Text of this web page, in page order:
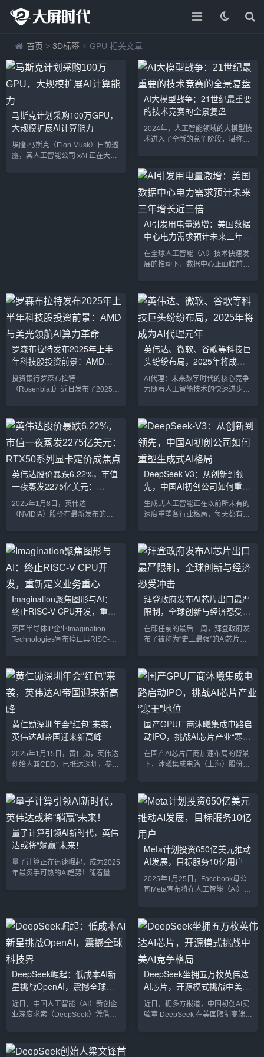
首页 > 3D标签 GPU 相关文章
马斯克计划采购100万GPU，
大规模扩展AI计算能力
埃隆·马斯克（Elon Musk）日前透
露，其人工智能公司 xAI 正在大幅
AI大模型战争：21世纪最重要
的技术竞赛的全景复盘
2024年，人工智能领域的大模型技
术进入了全新的竞争阶段，堪称21
内外数百家企业争相研发的各种大
模型，整个行业经历了技术突破、
市场洗礼、商业化尝试等多重波
动。本文将对这场前所未有的大模
型竞赛进行深度复盘，分析其发展
阶段、竞争格局、商业化路径及未
来可能的演变趋势，探讨这一技术
至人类社会的未来。一、AI...
AI引发用电量激增：美国数据
中心电力需求预计未来三年增
长近三倍
在全球人工智能（AI）技术快速发
展的推动下，数据中心正面临前所
美国数据中心的电力需求将激增近
三倍，并可能占到全美电力消耗的
12%。这一现象的根本原因，是各
行各业纷纷向人工智能转型，数据
处理和存储需求急剧上升，推动了
电力需求的大幅增长。AI与数据中
心电力需求的急剧增长根据美国劳
发布的报告，随着AI应用的...
罗森布拉特发布2025年上半
年科技股投资前景：AMD与
美光领航AI算力革命
投资银行罗森布拉特
（Rosenblatt）近日发布了2025年
带建设这两大主题。报告由分析师
Steve Frankel等人撰写，详细分析
了与AI相关的科技公司前景，特别
是AMD和美光科技在AI算力革命中
的关键地位。AMD：AI算力增长的
领跑者在关于AMD的最新研究报告
中，Frankel维持了该公司“买入”评
英伟达、微软、谷歌等科技巨
头纷纷布局，2025年将成为
AI代理元年
AI代理：未来数字时代的核心竞争
力随着人工智能技术的快速进步，
英伟达到微软、谷歌等全球科技巨
头纷纷布局，AI代理的普及预计将
在2025年迎来爆发式增长，成为数
字化转型的关键组成部分。AI代理
被定义为一种能够主动学习、适应
并为用户提供个性化服务的智能
体。这种技术不仅仅是语音助手的
作、生活、商业决策中起...
英伟达股价暴跌6.22%，市值
一夜蒸发2275亿美元：
RTX50系列显卡定价成焦点
2025年1月8日，英伟达
（NVIDIA）股价在最新发布的
的股价报收于140.14美元，下跌了
6.22%，创下了自2024年9月3日
以来的最大单日跌幅。这一跌幅让
英伟达的市值在一夜之间蒸发了
2275亿美元，约合人民币16668亿
元。此次股价大幅下跌，显然超出
了英伟达CEO黄仁勋的预期，也令
满疑虑。一、RT...
DeepSeek-V3：从创新到领
先，中国AI初创公司如何重塑
生成式AI格局
生成式人工智能正在以前所未有的
速度重塑各行业格局，每天都有新
的科技巨头如OpenAI、Anthropic
和Meta占据了主导地位。然而，
2025年，一个来自中国的AI初创公
司——DeepSeek，凭借其最新发
布的DeepSeek-V3模型，打破了
这一格局。DeepSeek-V3不仅在
性能上超越了诸如OpenAI的GPT-
Imagination聚焦图形与AI：
终止RISC-V CPU开发，重新
定义业务重心
英国半导体IP企业Imagination
Technologies宣布停止其RISC-V
领域。 此举标志着该公司在半导体
生态系统中战略重心的重大调整，
旨在通过优化资源配置，应对行业
变革与机遇。Imagination的声明：
资源集中，发力关键领域
Imagination在声明中表示：“我们
已退出独立的CPU产品线开发，将
拜登政府发布AI芯片出口最严
限制，全球创新与经济恐受冲
击
在卸任前的最后一周，拜登政府发
布了被称为“史上最强”的AI芯片出
球技术生态的焦点，该规则对先进
AI芯片和闭源AI模型的出口实施了
严格的分级限制。此举引发全球热
议，不仅被视为拜登政府对AI产业
和地缘政治的一次强力干预，也被
批评可能对全球创新与经济增长产
生深远影响。规则内容：分级限制
划分为三个等...
黄仁勋深圳年会“红包”来袭，
英伟达AI帝国迎来新高峰
2025年1月15日，黄仁勋，英伟达
创始人兼CEO，已抵达深圳，参加
仅限于深圳，他还将访问上海、北
京等多个主要城市，并计划稍后前
往台北。这是黄仁勋继2024年访问
中国之后的再次亮相，英伟达在中
国的影响力和业务发展继续受到高
度关注。2024年，英伟达的巅峰之
年黄仁勋的访问不仅是对英伟达中
国团队的鼓励，也是对英伟达2024
国产GPU厂商沐曦集成电路启
动IPO，挑战AI芯片产业“寒
王”地位
在国产AI芯片厂商加速布局的背景
下，沐曦集成电路（上海）股份有
进行IPO。此举标志着沐曦在国内
GPU市场的进一步深耕，而这一波
国产GPU厂商的IPO潮也吸引了广
泛关注。沐曦成立于2020年，其创
始团队拥有深厚的技术背景。创始
人陈维良曾任AMD全球GPGPU设
计总负责人，联合创始人彭莉则是
件架构设计，还是G...
量子计算引领AI新时代，英伟
达或将“躺赢”未来！
量子计算正在迅速崛起，成为2025
年最炙手可热的AI趋势！随着量子
新动力。值得注意的是，在这场新
兴技术的浪潮中，英伟达
（Nvidia）可能正准备“躺赢”未来
的大赛道！量子计算：AI发展的下
一座宝藏量子计算，这项曾经只在
科幻电影中出现的技术，如今正在
从实验室走向市场。量子计算能...
Meta计划投资650亿美元推动
AI发展，目标服务10亿用户
2025年1月25日，Facebook母公
司Meta宣布将在人工智能（AI）领
竞赛中的领先地位，并扩大其技术
生态系统。Meta行政总裁马克·扎
克伯格（Mark Zuckerberg）在社
交媒体发文表示，2025年将成为
“AI发展的决定性一年”，公司正加
速推进大规模基础设施建设，目标
是打造覆盖全球超10亿用户的AI助
DeepSeek崛起：低成本AI新
星挑战OpenAI，震撼全球科
技界
近日，中国人工智能（AI）新创企
业深度求索（DeepSeek）凭借其
准测试中展现出超越OpenAI、谷
DeepSeek坐拥五万枚英伟达
AI芯片，开源模式挑战中美AI
竞争格局
近日，据多方报道，中国初创AI实
验室 DeepSeek 在美国限制高端芯